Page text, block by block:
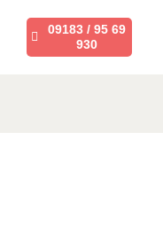
springen
09183 / 95 69
930